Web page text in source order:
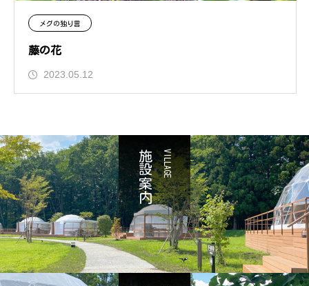
メグの独り言
藤の花
2023.05.12
VILLAGE
施設案内